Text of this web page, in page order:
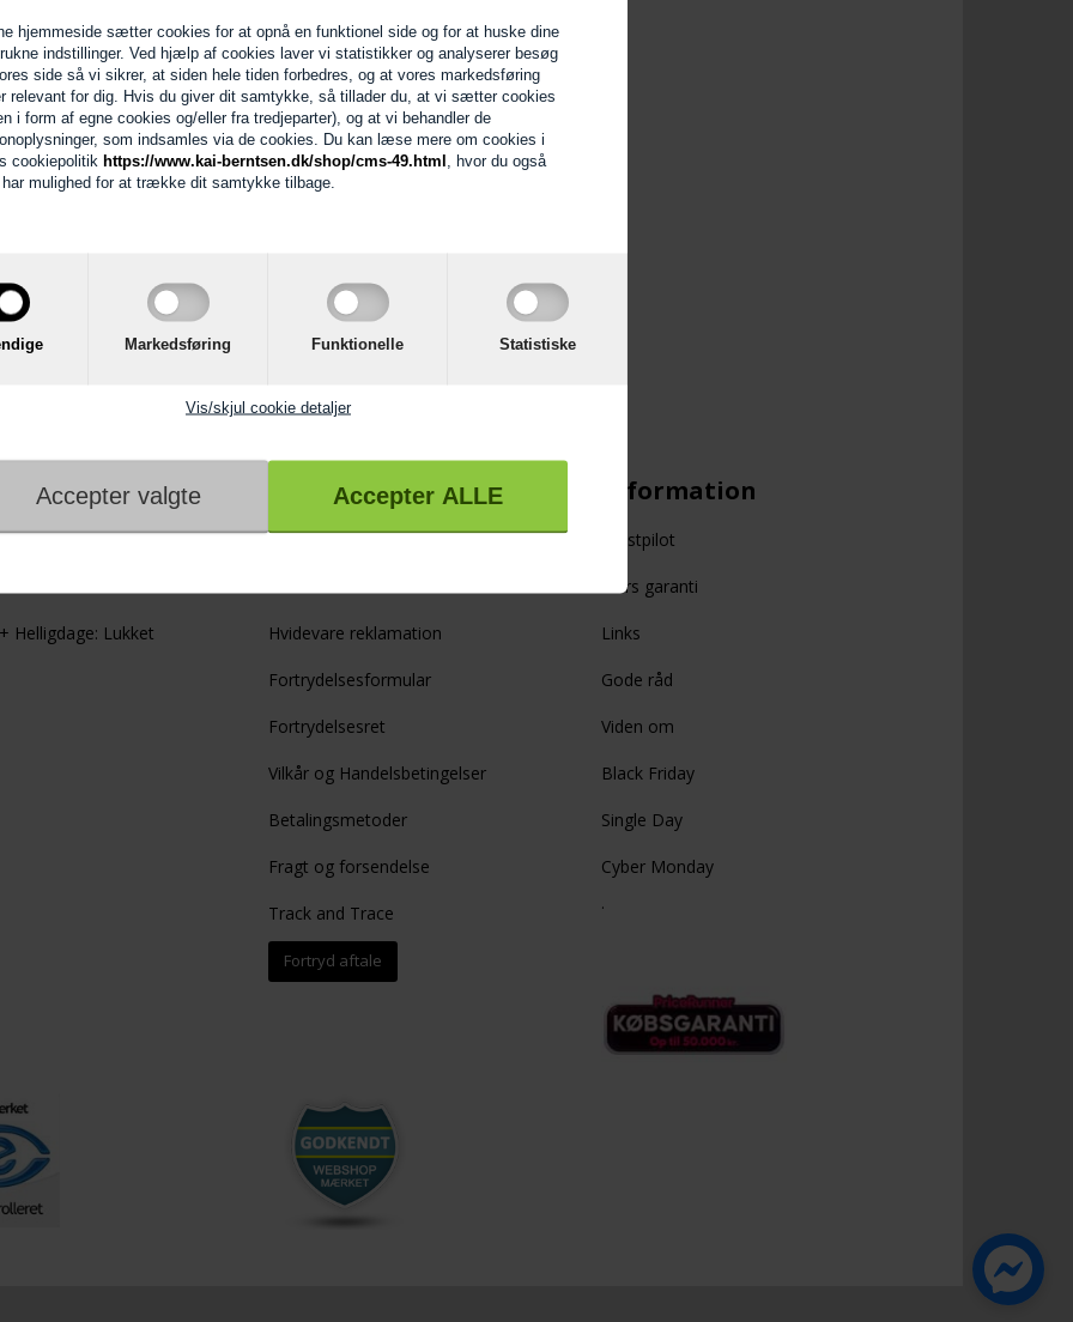
hjemmeside sætter cookies for at opnå en funktionel side og for at huske dine
indstillinger. Ved hjælp af cookies laver vi statistikker og analyserer besøg
side så vi sikrer, at siden hele tiden forbedres, og at vores markedsføring
relevant for dig. Hvis du giver dit samtykke, så tillader du, at vi sætter cookies
i form af egne cookies og/eller fra tredjeparter), og at vi behandler de
som indsamles via de cookies. Du kan læse mere om cookies i
cookiepolitik https://www.kai-berntsen.dk/shop/cms-49.html , hvor du også
mulighed for at trække dit samtykke tilbage.
Markedsføring Funktionelle Statistiske
Vis/skjul cookie detaljer
Datablad
Vaske-
- 2+2 års garanti
i Butikken
- Fredag: kl. 9-17
Helligdage: Lukket
Kundeservice
Kontakt os
Hvidevare reklamation
Fortrydelsesformular
Fortrydelsesret
Vilkår og Handelsbetingelser
Betalingsmetoder
Fragt og forsendelse
Track and Trace
Fortryd aftale
Information
Trustpilot
4 års garanti
Links
Gode råd
Viden om
Black Friday
Single Day
Cyber Monday
.